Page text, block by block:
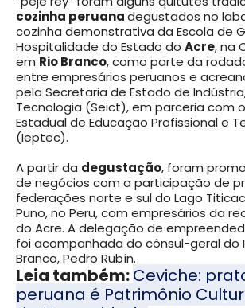
cozinha peruanadegustados no
cozinha demonstrativa da Escola de
Hospitalidade do Estado do Acre, na
em Rio Branco, como parte da
entre empresários peruanos e
pela Secretaria de Estado de
Tecnologia (Seict), em parceria com
Estadual de Educação Profissional e
(Ieptec).
A partir da degustação, foram
de negócios com a participação de
federações norte e sul do Lago
Puno, no Peru, com empresários da
do Acre. A delegação de
foi acompanhada do cônsul-geral do
Branco, Pedro Rubín.
Leia também:Ceviche:
peruana é Patrimônio